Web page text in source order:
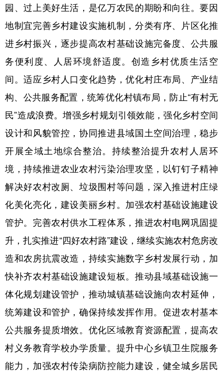
园、过上美好生活，是亿万农民的期盼和向往。要因
地制宜完善乡村建设实施机制，分类有序、片区化推
进乡村振兴，逐步提高农村基础设施完备度、公共服
务便利度、人居环境舒适度。创造乡村优质生活空
间。适应乡村人口变化趋势，优化村庄布局、产业结
构、公共服务配置，统筹优化村镇布局，防止“有村无
民”造成浪费。增强乡村规划引领效能，强化乡村空间
设计和风貌管控，协同推进县域国土空间治理，稳步
开展全域土地综合整治。持续整治提升农村人居环
境，持续推进农业农村污染治理攻坚，以钉钉子精神
解决好农村改厕、垃圾围村等问题，深入推进村庄绿
化美化亮化，建设美丽乡村。加强农村基础设施建设
管护。完善农村供水工程体系，推进农村电网巩固提
升，扎实推进“四好农村路”建设，继续实施农村危房改
造和农房抗震改造，持续实施数字乡村发展行动，加
快补齐农村基础设施建设短板。推动县域基础设施一
体化规划建设管护，推动城镇基础设施向农村延伸，
统筹建设和管护，确保持续发挥作用。促进农村基本
公共服务提质增效。优化区域教育资源配置，提高农
村义务教育学校办学质量。提升中心乡镇卫生院服务
能力，加强农村传染病防控能力建设，健全城乡居民